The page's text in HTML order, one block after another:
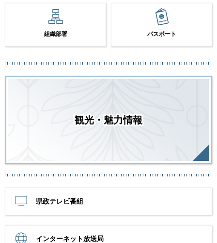
組織部署 パスポート
観光・魅力情報
県政テレビ番組
インターネット放送局